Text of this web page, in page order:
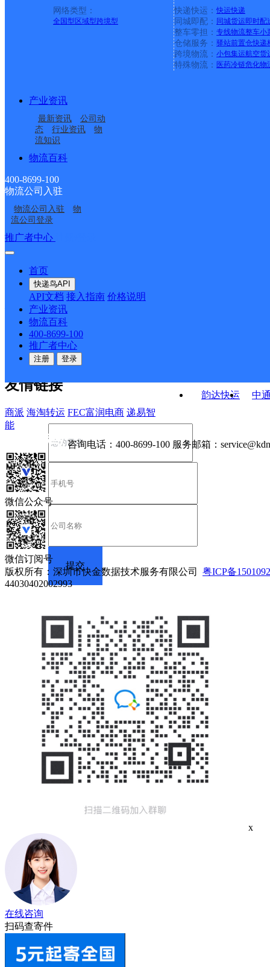
网络类型：
全国型 区域型跨境型
快递快运： 快运快递
同城即配： 同城货运即时配
整车零担： 专线物流整车小
仓储服务： 驿站前置仓快递
跨境物流： 小包集运航空货
特殊物流： 医药冷链危化物
产业资讯
最新资讯
公司动
态
行业资讯
物
流知识
物流百科
400-8699-100
物流公司入驻
物流公司入驻
物
流公司登录
推广者中心
首页
快递鸟API
API文档 接入指南 价格说明
产业资讯
物流百科
400-8699-100
推广者中心
注册 登录
昌街文昌分部
山西大同公司魏都大道
富临宝城分部
山西大同公司振华南街
北馨花园分部
山西大同公司新华街操
场城街分部
山西大同公司新华街拥
军路分部
山西大同公司青年路二
电厂便民寄存点分部
山西大同公司平城区五
韵达快运
中
接口API
API接口 DEMO下载
关于我们
公司介绍 企业动态
合作伙伴 快递鸟接口服务协议
户隐私政策
友情链接
商派 海淘转运 FEC富润电商 递易智
能
咨询电话： 400-8699-100 服务邮箱：
微信公众号
微信订阅号
版权所有：深圳市快金数据技术服务有限公司 粤ICP备
44030402002993
x
在线咨询
扫码查寄件